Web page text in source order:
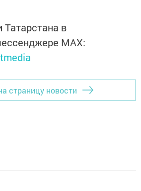
Татарстана в
MАХ:
страницу новости